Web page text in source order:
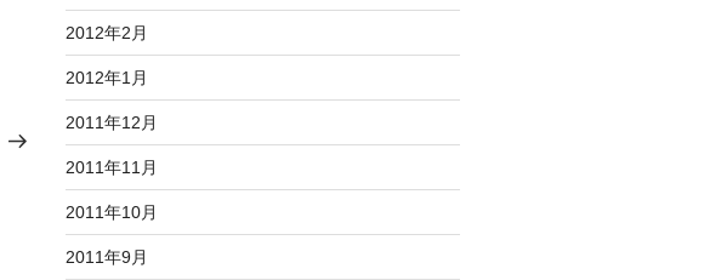
の
2012年2月
2012年1月
2011年12月
2011年11月
2011年10月
2011年9月